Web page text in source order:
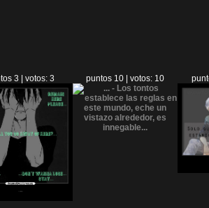
3 | votos: 3 puntos 10 | votos: 10